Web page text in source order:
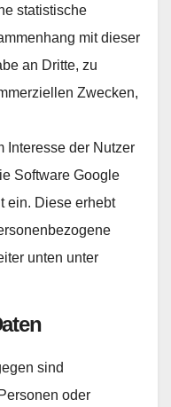
statistische
mit dieser
an Dritte, zu
Zwecken,
Interesse der Nutzer
Software Google
ein. Diese erhebt
unten unter
sind
oder